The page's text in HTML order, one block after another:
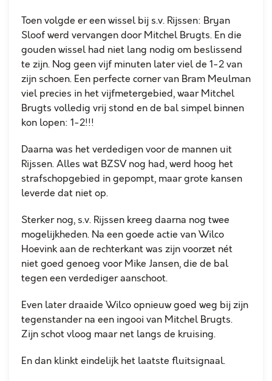
Toen volgde er een wissel bij s.v. Rijssen: Bryan
Sloof werd vervangen door Mitchel Brugts. En die
gouden wissel had niet lang nodig om beslissend
te zijn. Nog geen vijf minuten later viel de 1-2 van
zijn schoen. Een perfecte corner van Bram Meulman
viel precies in het vijfmetergebied, waar Mitchel
Brugts volledig vrij stond en de bal simpel binnen
kon lopen: 1-2!!!
Daarna was het verdedigen voor de mannen uit
Rijssen. Alles wat BZSV nog had, werd hoog het
strafschopgebied in gepompt, maar grote kansen
leverde dat niet op.
Sterker nog, s.v. Rijssen kreeg daarna nog twee
mogelijkheden. Na een goede actie van Wilco
Hoevink aan de rechterkant was zijn voorzet nét
niet goed genoeg voor Mike Jansen, die de bal
tegen een verdediger aanschoot.
Even later draaide Wilco opnieuw goed weg bij zijn
tegenstander na een ingooi van Mitchel Brugts.
Zijn schot vloog maar net langs de kruising.
En dan klinkt eindelijk het laatste fluitsignaal.